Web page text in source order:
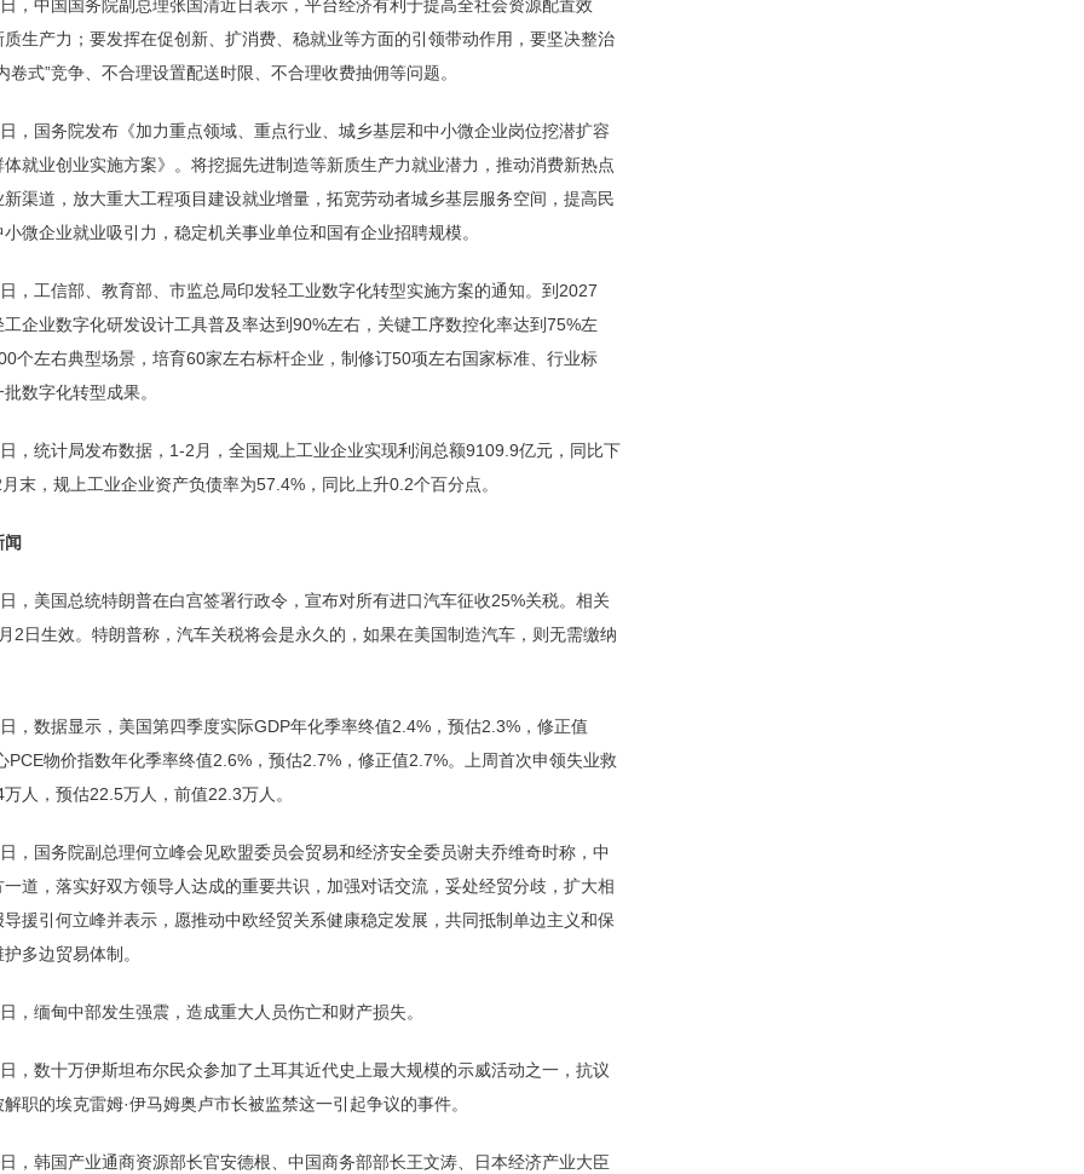
，中国国务院副总理张国清近日表示，平台经济有利于提高全社会资源配置效
质生产力；要发挥在促创新、扩消费、稳就业等方面的引领带动作用，要坚决整治
卷式”竞争、不合理设置配送时限、不合理收费抽佣等问题。
，国务院发布《加力重点领域、重点行业、城乡基层和中小微企业岗位挖潜扩容
就业创业实施方案》。将挖掘先进制造等新质生产力就业潜力，推动消费新热点
渠道，放大重大工程项目建设就业增量，拓宽劳动者城乡基层服务空间，提高民
微企业就业吸引力，稳定机关事业单位和国有企业招聘规模。
，工信部、教育部、市监总局印发轻工业数字化转型实施方案的通知。到2027
工企业数字化研发设计工具普及率达到90%左右，关键工序数控化率达到75%左
个左右典型场景，培育60家左右标杆企业，制修订50项左右国家标准、行业标
数字化转型成果。
，统计局发布数据，1-2月，全国规上工业企业实现利润总额9109.9亿元，同比下
末，规上工业企业资产负债率为57.4%，同比上升0.2个百分点。
闻
，美国总统特朗普在白宫签署行政令，宣布对所有进口汽车征收25%关税。相关
2日生效。特朗普称，汽车关税将会是永久的，如果在美国制造汽车，则无需缴纳
，数据显示，美国第四季度实际GDP年化季率终值2.4%，预估2.3%，修正值
PCE物价指数年化季率终值2.6%，预估2.7%，修正值2.7%。上周首次申领失业救
人，预估22.5万人，前值22.3万人。
，国务院副总理何立峰会见欧盟委员会贸易和经济安全委员谢夫乔维奇时称，中
道，落实好双方领导人达成的重要共识，加强对话交流，妥处经贸分歧，扩大相
导援引何立峰并表示，愿推动中欧经贸关系健康稳定发展，共同抵制单边主义和保
多边贸易体制。
，缅甸中部发生强震，造成重大人员伤亡和财产损失。
，数十万伊斯坦布尔民众参加了土耳其近代史上最大规模的示威活动之一，抗议
职的埃克雷姆·伊马姆奥卢市长被监禁这一引起争议的事件。
，韩国产业通商资源部长官安德根、中国商务部部长王文涛、日本经济产业大臣